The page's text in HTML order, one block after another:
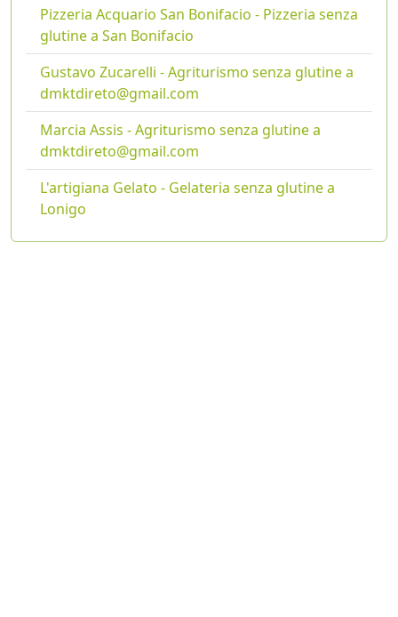
Pizzeria Acquario San Bonifacio - Pizzeria senza
glutine a San Bonifacio
Gustavo Zucarelli - Agriturismo senza glutine a
dmktdireto@gmail.com
Marcia Assis - Agriturismo senza glutine a
dmktdireto@gmail.com
L'artigiana Gelato - Gelateria senza glutine a
Lonigo